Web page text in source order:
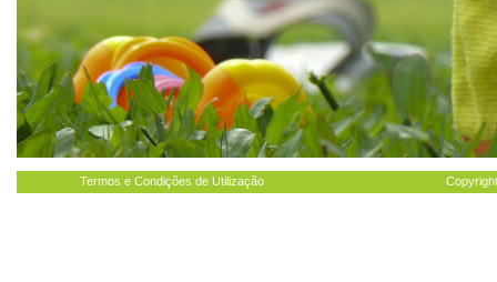
Termos e Condições de Utilização